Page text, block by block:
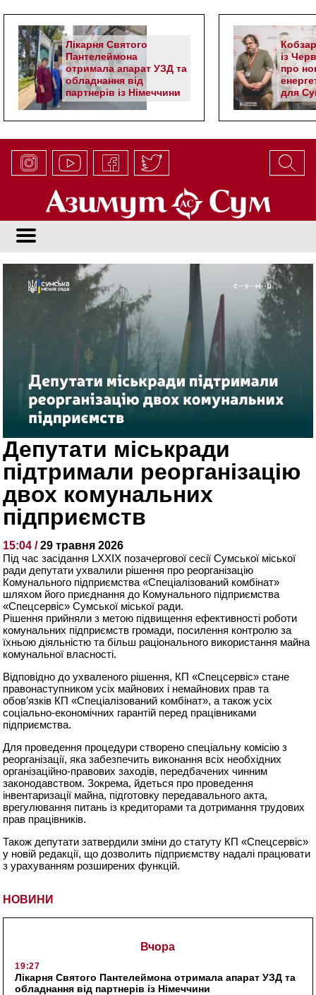
Лікарня Святого
Пантелеймона
отримала апарат УЗД та
обладнання від
партнерів із Німеччини
із
про
для
НОВИНИ
Вчора
19:27
Лікарня Святого Пантелеймона отримала апарат УЗД та
обладнання від партнерів із Німеччини
Депутати міськради
підтримали реорганізацію
двох комунальних
підприємств
15:04 /29 травня 2026
Під час засідання LXXIX позачергової сесії Сумської міської
ради депутати ухвалили рішення про реорганізацію
Комунального підприємства «Спеціалізований комбінат»
шляхом його приєднання до Комунального підприємства
«Спецсервіс» Сумської міської ради.
Рішення прийняли з метою підвищення ефективності роботи
комунальних підприємств громади, посилення контролю за
їхньою діяльністю та більш раціонального використання майна
комунальної власності.
Відповідно до ухваленого рішення, КП «Спецсервіс» стане
правонаступником усіх майнових і немайнових прав та
обов’язків КП «Спеціалізований комбінат», а також усіх
соціально-економічних гарантій перед працівниками
підприємства.
Для проведення процедури створено спеціальну комісію з
реорганізації, яка забезпечить виконання всіх необхідних
організаційно-правових заходів, передбачених чинним
законодавством. Зокрема, йдеться про проведення
інвентаризації майна, підготовку передавального акта,
врегулювання питань із кредиторами та дотримання трудових
прав працівників.
Також депутати затвердили зміни до статуту КП «Спецсервіс»
у новій редакції, що дозволить підприємству надалі працювати
з урахуванням розширених функцій.